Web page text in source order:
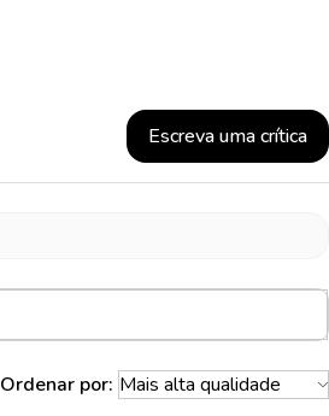
Escreva uma crítica
Ordenar por: